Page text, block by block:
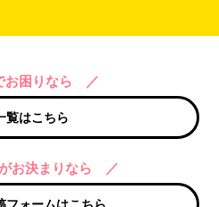
お困りなら ／
覧はこちら
お決まりなら ／
フォームはこちら